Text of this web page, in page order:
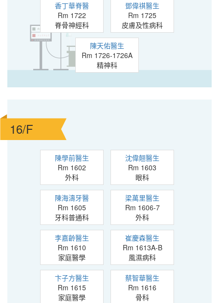
香丁華脊醫
Rm 1722
脊骨神經科
鄧偉祺醫生
Rm 1725
皮膚及性病科
陳天佑醫生
Rm 1726-1726A
精神科
16/F
陳學前醫生
Rm 1602
外科
沈偉翹醫生
Rm 1603
眼科
陳海濤牙醫
Rm 1605
牙科普通科
梁萬里醫生
Rm 1606-7
外科
李嘉齡醫生
Rm 1610
家庭醫學
崔慶森醫生
Rm 1613A-B
風濕病科
卞子方醫生
Rm 1615
家庭醫學
蔡智華醫生
Rm 1616
骨科